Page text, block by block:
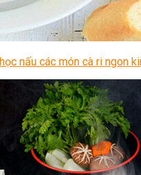
nấu các món cà ri ngon